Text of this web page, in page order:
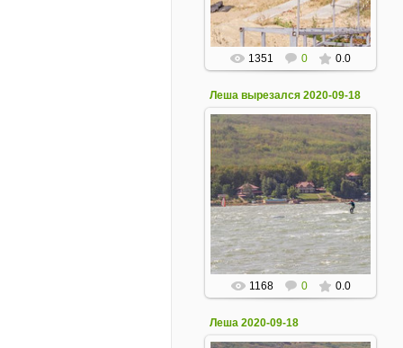
1351 0 0.0
Леша вырезался 2020-09-18
19 Сентября 2020
1168 0 0.0
Леша 2020-09-18